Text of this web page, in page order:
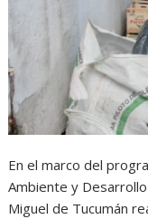
En el marco del
Ambiente y
Miguel de Tucumán